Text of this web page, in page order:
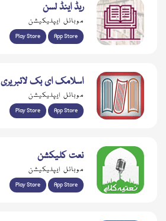
ریڈ اینڈ لسن
موبائل ایپلیکیشن
Play Store App Store
اسلامک ای بک لائبریری
موبائل ایپلیکیشن
Play Store App Store
نعت کلیکشن
موبائل ایپلیکیشن
Play Store App Store